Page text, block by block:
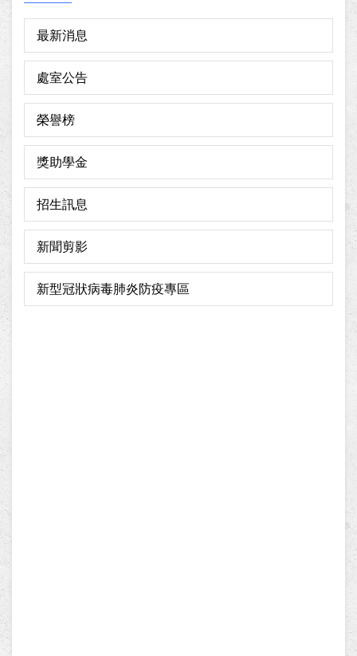
最新消息
處室公告
榮譽榜
獎助學金
招生訊息
新聞剪影
新型冠狀病毒肺炎防疫專區